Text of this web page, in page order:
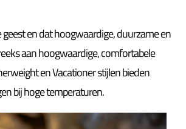
en dat hoogwaardige, duurzame en
aan hoogwaardige, comfortabele
en Vacationer stijlen bieden
bij hoge temperaturen.